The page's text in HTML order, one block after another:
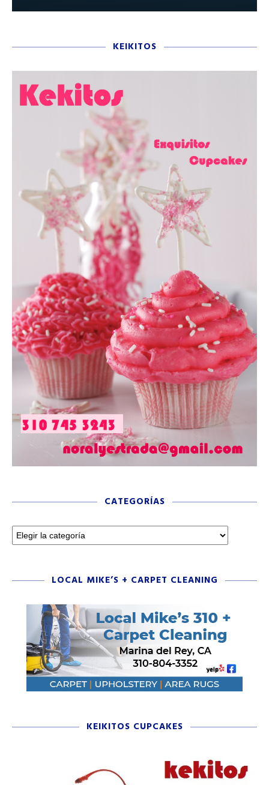
KEIKITOS
CATEGORÍAS
LOCAL MIKE’S + CARPET CLEANING
KEIKITOS CUPCAKES